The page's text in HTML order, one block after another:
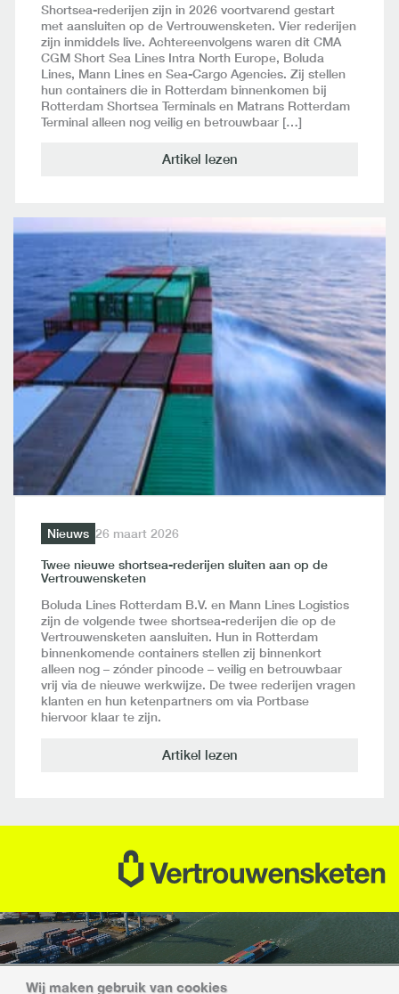
Shortsea-rederijen zijn in 2026 voortvarend gestart
met aansluiten op de Vertrouwensketen. Vier rederijen
zijn inmiddels live. Achtereenvolgens waren dit CMA
CGM Short Sea Lines Intra North Europe, Boluda
Lines, Mann Lines en Sea-Cargo Agencies. Zij stellen
hun containers die in Rotterdam binnenkomen bij
Rotterdam Shortsea Terminals en Matrans Rotterdam
Terminal alleen nog veilig en betrouwbaar […]
Artikel lezen
Nieuws 26 maart 2026
Twee nieuwe shortsea-rederijen sluiten aan op de
Vertrouwensketen
Boluda Lines Rotterdam B.V. en Mann Lines Logistics
zijn de volgende twee shortsea-rederijen die op de
Vertrouwensketen aansluiten. Hun in Rotterdam
binnenkomende containers stellen zij binnenkort
alleen nog – zónder pincode – veilig en betrouwbaar
vrij via de nieuwe werkwijze. De twee rederijen vragen
klanten en hun ketenpartners om via Portbase
hiervoor klaar te zijn.
Artikel lezen
Wij maken gebruik van cookies